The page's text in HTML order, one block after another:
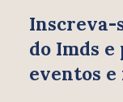
Inscreva-
do Imds e
eventos e